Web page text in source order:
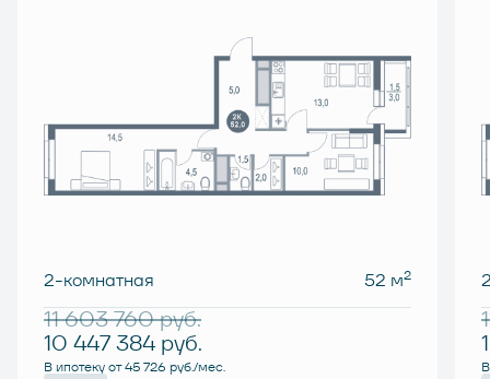
2-комнатная 52 м2
11 603 760руб.
10 447 384 руб.
В ипотеку от 45 726 руб./мес.